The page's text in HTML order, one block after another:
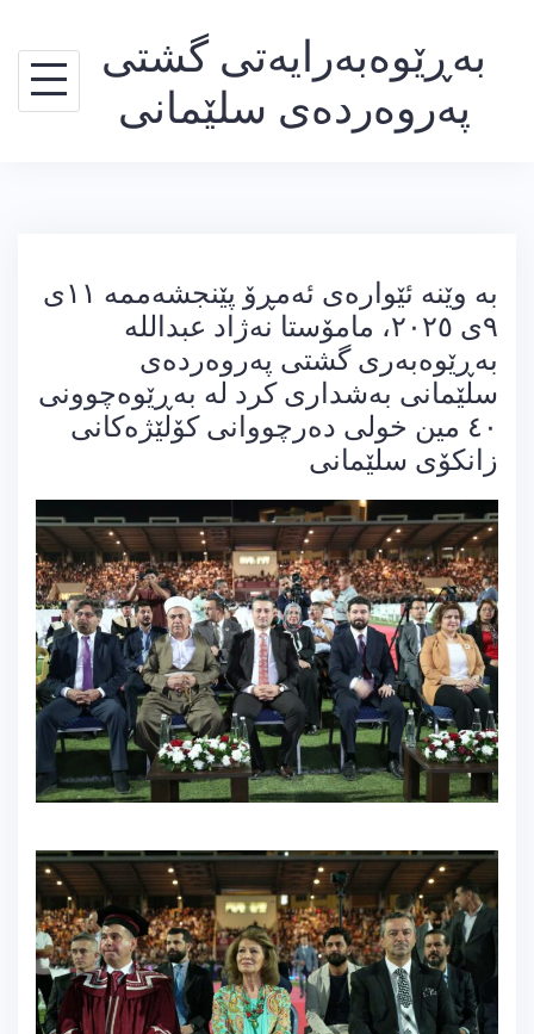
بەڕێوەبەرایەتی گشتی
پەروەردەی سلێمانی
بە وێنە ئێوارەی ئەمڕۆ پێنجشەممە ١١ی
٩ی ٢٠٢٥، مامۆستا نەژاد عبدالله
بەڕێوەبەری گشتی پەروەردەی
سلێمانی بەشداری کرد لە بەڕێوەچوونی
٤٠ مین خولی دەرچووانی کۆلێژەکانی
زانکۆی سلێمانی